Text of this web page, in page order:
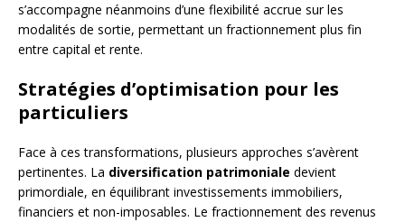
s’accompagne néanmoins d’une flexibilité accrue sur les
modalités de sortie, permettant un fractionnement plus fin
entre capital et rente.
Stratégies d’optimisation pour les
particuliers
Face à ces transformations, plusieurs approches s’avèrent
pertinentes. La diversification patrimoniale devient
primordiale, en équilibrant investissements immobiliers,
financiers et non-imposables. Le fractionnement des revenus